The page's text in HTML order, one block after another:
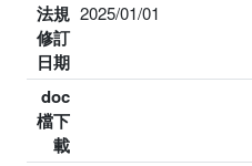
法規
修訂
日期
2025/01/01
doc
檔下
載